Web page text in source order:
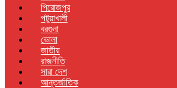
পিরোজপুর
পটুয়াখালী
বরগুনা
ভোলা
জাতীয়
রাজনীতি
সারা দেশ
আন্তর্জাতিক